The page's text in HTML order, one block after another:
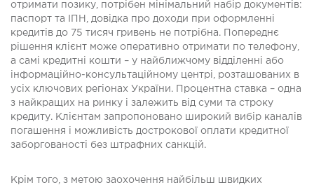
отримати позику, потрібен мінімальний набір документів:
паспорт та ІПН, довідка про доходи при оформленні
кредитів до 75 тисяч гривень не потрібна. Попереднє
рішення клієнт може оперативно отримати по телефону,
а самі кредитні кошти – у найближчому відділенні або
інформаційно-консультаційному центрі, розташованих в
усіх ключових регіонах України. Процентна ставка – одна
з найкращих на ринку і залежить від суми та строку
кредиту. Клієнтам запропоновано широкий вибір каналів
погашення і можливість дострокової оплати кредитної
заборгованості без штрафних санкцій.
Крім того, з метою заохочення найбільш швидких